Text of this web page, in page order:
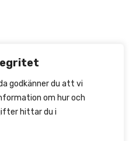
godkänner du att vi
om hur och
hittar du i